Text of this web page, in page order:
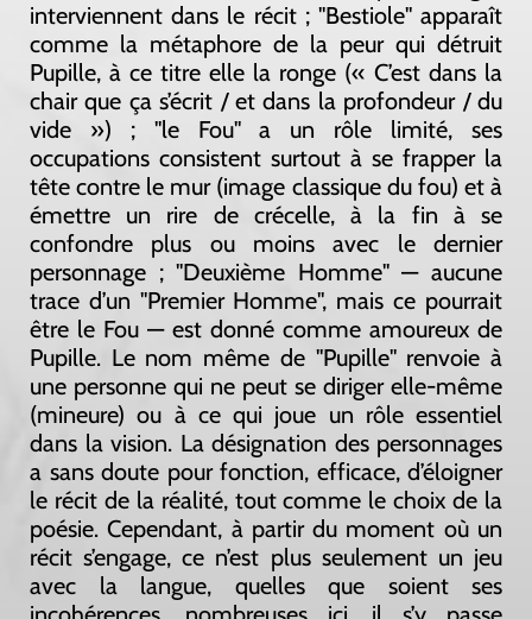
interviennent dans le récit ; "Bestiole" apparaît
comme la métaphore de la peur qui détruit
Pupille, à ce titre elle la ronge (« C’est dans la
chair que ça s’écrit / et dans la profondeur / du
vide ») ; "le Fou" a un rôle limité, ses
occupations consistent surtout à se frapper la
tête contre le mur (image classique du fou) et à
émettre un rire de crécelle, à la fin à se
confondre plus ou moins avec le dernier
personnage ; "Deuxième Homme" — aucune
trace d’un "Premier Homme", mais ce pourrait
être le Fou — est donné comme amoureux de
Pupille. Le nom même de "Pupille" renvoie à
une personne qui ne peut se diriger elle-même
(mineure) ou à ce qui joue un rôle essentiel
dans la vision. La désignation des personnages
a sans doute pour fonction, efficace, d’éloigner
le récit de la réalité, tout comme le choix de la
poésie. Cependant, à partir du moment où un
récit s’engage, ce n’est plus seulement un jeu
avec la langue, quelles que soient ses